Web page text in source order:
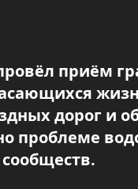
приём
дорог и
проблеме